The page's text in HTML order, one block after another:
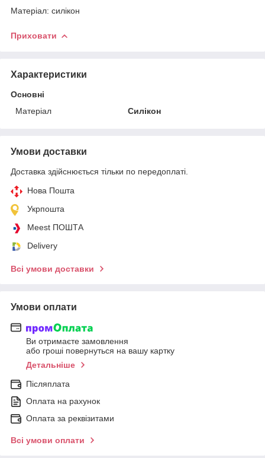
Матеріал: силікон
Приховати
Характеристики
Основні
Матеріал
Силікон
Умови доставки
Доставка здійснюється тільки по передоплаті.
Нова Пошта
Укрпошта
Meest ПОШТА
Delivery
Всі умови доставки
Умови оплати
Ви отримаєте замовлення
або гроші повернуться на вашу картку
Детальніше
Післяплата
Оплата на рахунок
Оплата за реквізитами
Всі умови оплати